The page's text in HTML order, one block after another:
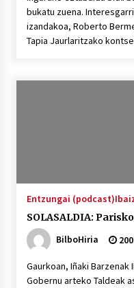
bukatu zuena.
izandakoa, Roberto
Tapia Jaurlaritzako
Entzungai (podcast)
SOLASALDIA:
BilboHiria
Gaurkoan, Iñaki Barzenak
Gobernu arteko Taldeak